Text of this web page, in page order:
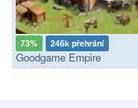
73% 246k přehrání
Goodgame Empire